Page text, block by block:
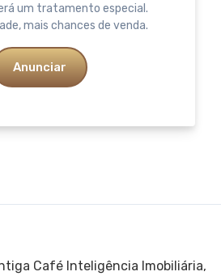
um tratamento especial.
mais chances de venda.
Anunciar
Café Inteligência Imobiliária,